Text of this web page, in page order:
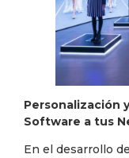
Personalización
Software a tus
En el desarrollo